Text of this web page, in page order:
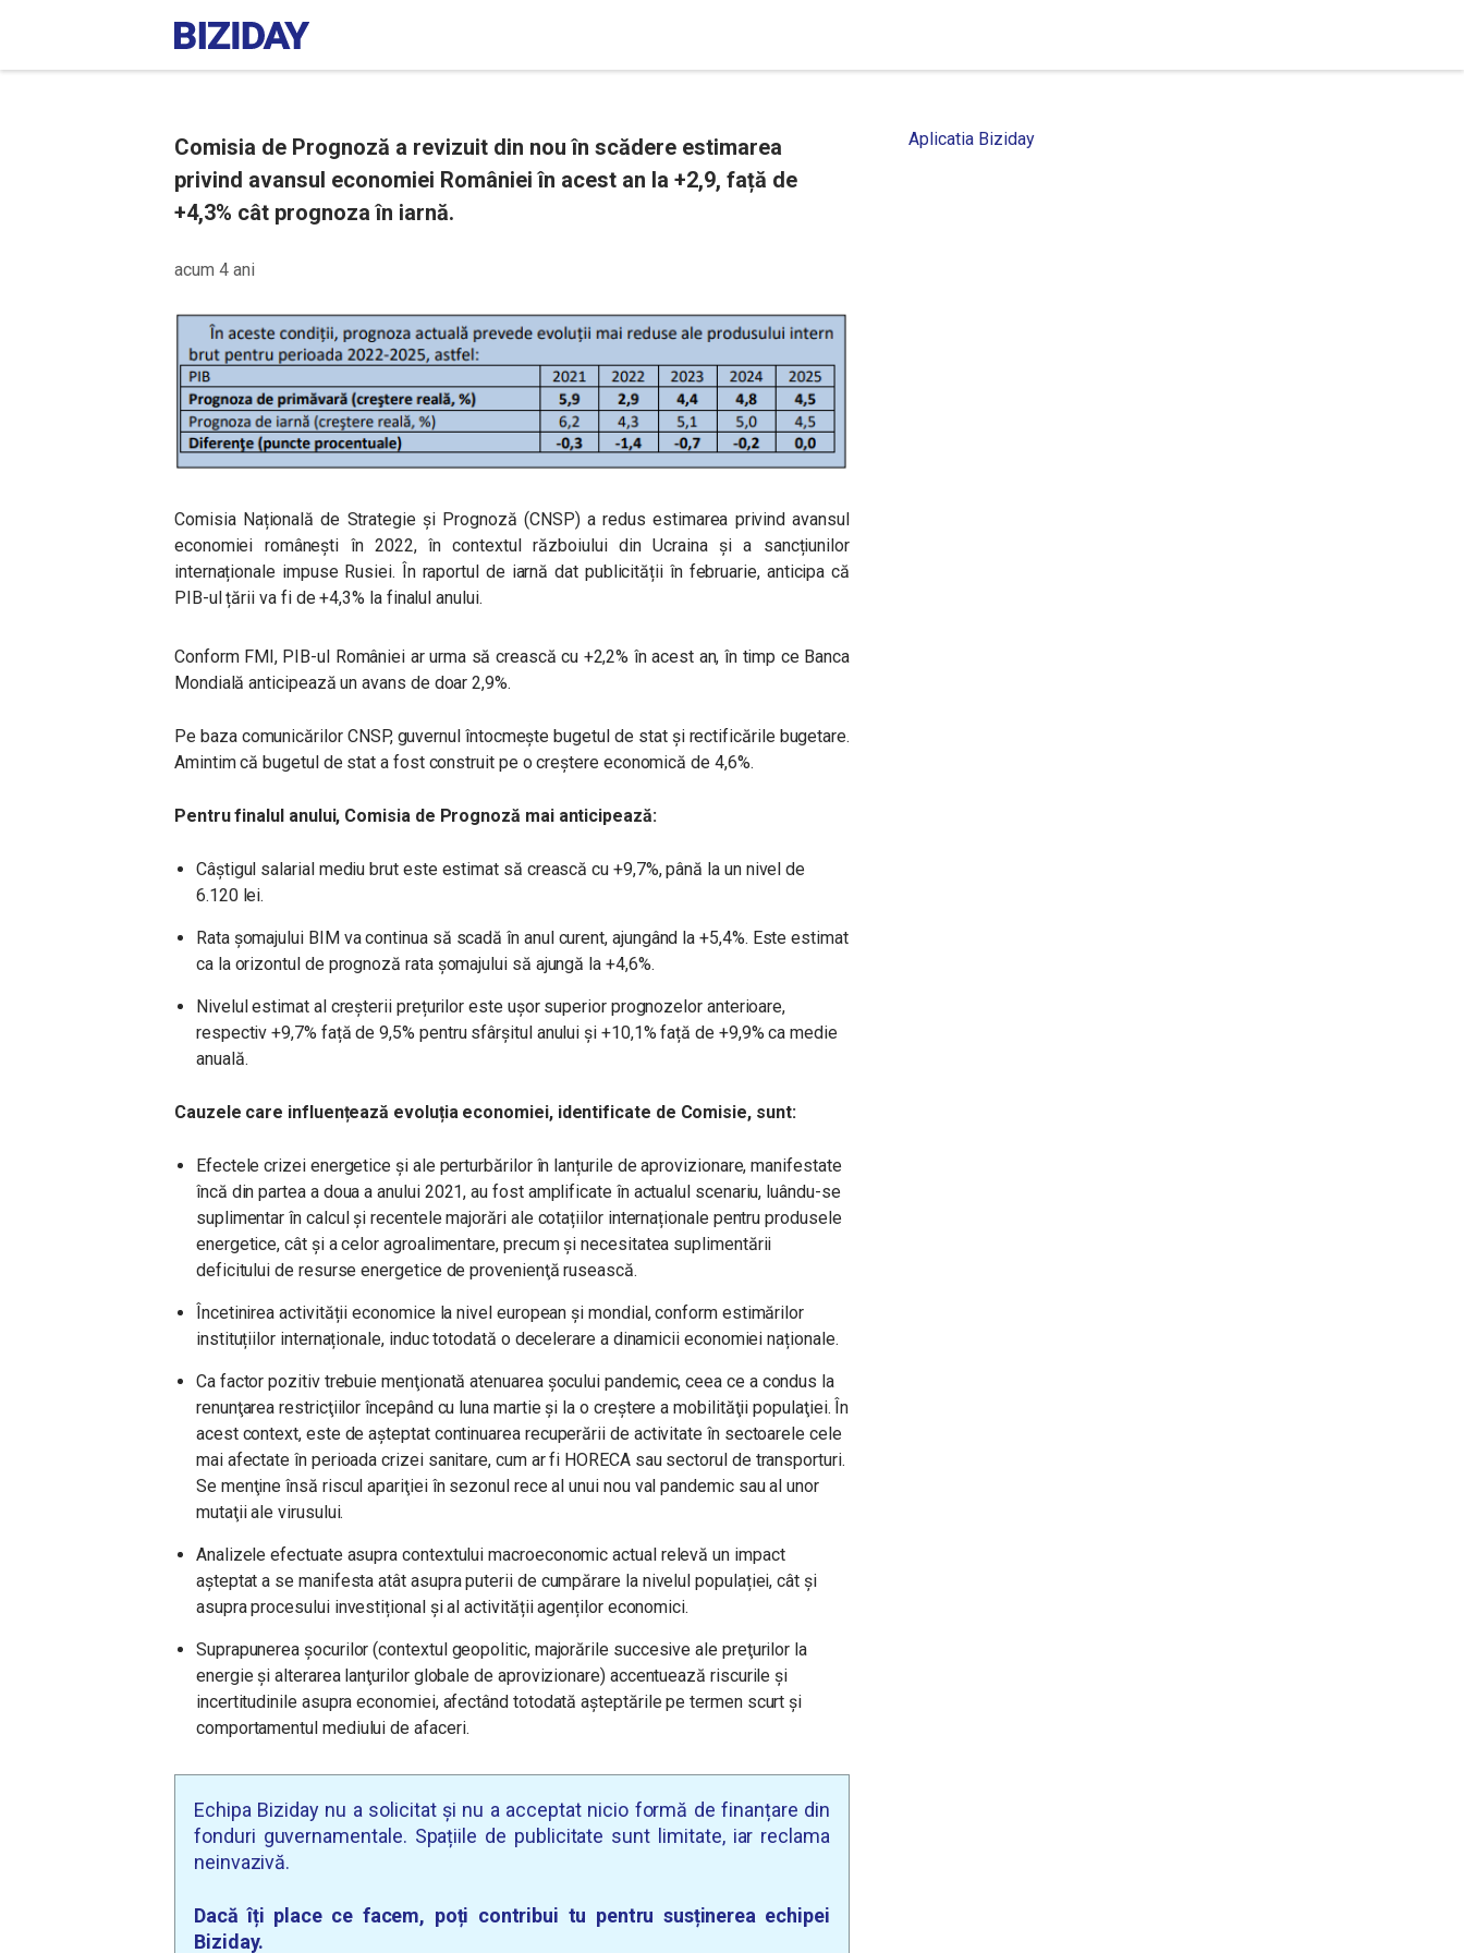
Comisia de Prognoză a revizuit din nou în scădere estimarea
privind avansul economiei României în acest an la +2,9, față de
+4,3% cât prognoza în iarnă.
acum 4 ani
Comisia Națională de Strategie și Prognoză (CNSP) a redus estimarea privind avansul
economiei românești în 2022, în contextul războiului din Ucraina și a sancțiunilor
internaționale impuse Rusiei. În raportul de iarnă dat publicității în februarie, anticipa că
PIB-ul țării va fi de +4,3% la finalul anului.
Conform FMI, PIB-ul României ar urma să crească cu +2,2% în acest an, în timp ce Banca
Mondială anticipează un avans de doar 2,9%.
Pe baza comunicărilor CNSP, guvernul întocmește bugetul de stat și rectificările bugetare.
Amintim că bugetul de stat a fost construit pe o creștere economică de 4,6%.
Pentru finalul anului, Comisia de Prognoză mai anticipează:
Câştigul salarial mediu brut este estimat să crească cu +9,7%, până la un nivel de
6.120 lei.
Rata şomajului BIM va continua să scadă în anul curent, ajungând la +5,4%. Este estimat
ca la orizontul de prognoză rata şomajului să ajungă la +4,6%.
Nivelul estimat al creșterii prețurilor este ușor superior prognozelor anterioare,
respectiv +9,7% față de 9,5% pentru sfârșitul anului și +10,1% față de +9,9% ca medie
anuală.
Cauzele care influențează evoluția economiei, identificate de Comisie, sunt:
Efectele crizei energetice și ale perturbărilor în lanțurile de aprovizionare, manifestate
încă din partea a doua a anului 2021, au fost amplificate în actualul scenariu, luându-se
suplimentar în calcul și recentele majorări ale cotațiilor internaționale pentru produsele
energetice, cât și a celor agroalimentare, precum şi necesitatea suplimentării
deficitului de resurse energetice de provenienţă rusească.
Încetinirea activității economice la nivel european și mondial, conform estimărilor
instituțiilor internaționale, induc totodată o decelerare a dinamicii economiei naționale.
Ca factor pozitiv trebuie menţionată atenuarea şocului pandemic, ceea ce a condus la
renunţarea restricţiilor începând cu luna martie şi la o creştere a mobilităţii populaţiei. În
acest context, este de aşteptat continuarea recuperării de activitate în sectoarele cele
mai afectate în perioada crizei sanitare, cum ar fi HORECA sau sectorul de transporturi.
Se menţine însă riscul apariţiei în sezonul rece al unui nou val pandemic sau al unor
mutaţii ale virusului.
Analizele efectuate asupra contextului macroeconomic actual relevă un impact
așteptat a se manifesta atât asupra puterii de cumpărare la nivelul populației, cât și
asupra procesului investițional și al activității agenților economici.
Suprapunerea şocurilor (contextul geopolitic, majorările succesive ale preţurilor la
energie şi alterarea lanţurilor globale de aprovizionare) accentuează riscurile şi
incertitudinile asupra economiei, afectând totodată aşteptările pe termen scurt şi
comportamentul mediului de afaceri.
Echipa Biziday nu a solicitat și nu a acceptat nicio formă de finanțare din
fonduri guvernamentale. Spațiile de publicitate sunt limitate, iar reclama
neinvazivă.
Dacă îți place ce facem, poți contribui tu pentru susținerea echipei
Biziday.
Aplicatia Biziday